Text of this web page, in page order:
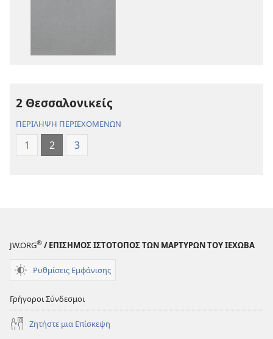
2 Θεσσαλονικείς
ΠΕΡΙΛΗΨΗ ΠΕΡΙΕΧΟΜΕΝΩΝ
1 2 3
JW.ORG® / ΕΠΙΣΗΜΟΣ ΙΣΤΟΤΟΠΟΣ ΤΩΝ ΜΑΡΤΥΡΩΝ ΤΟΥ ΙΕΧΩΒΑ
Ρυθμίσεις Εμφάνισης
Γρήγοροι Σύνδεσμοι
Ζητήστε μια Επίσκεψη